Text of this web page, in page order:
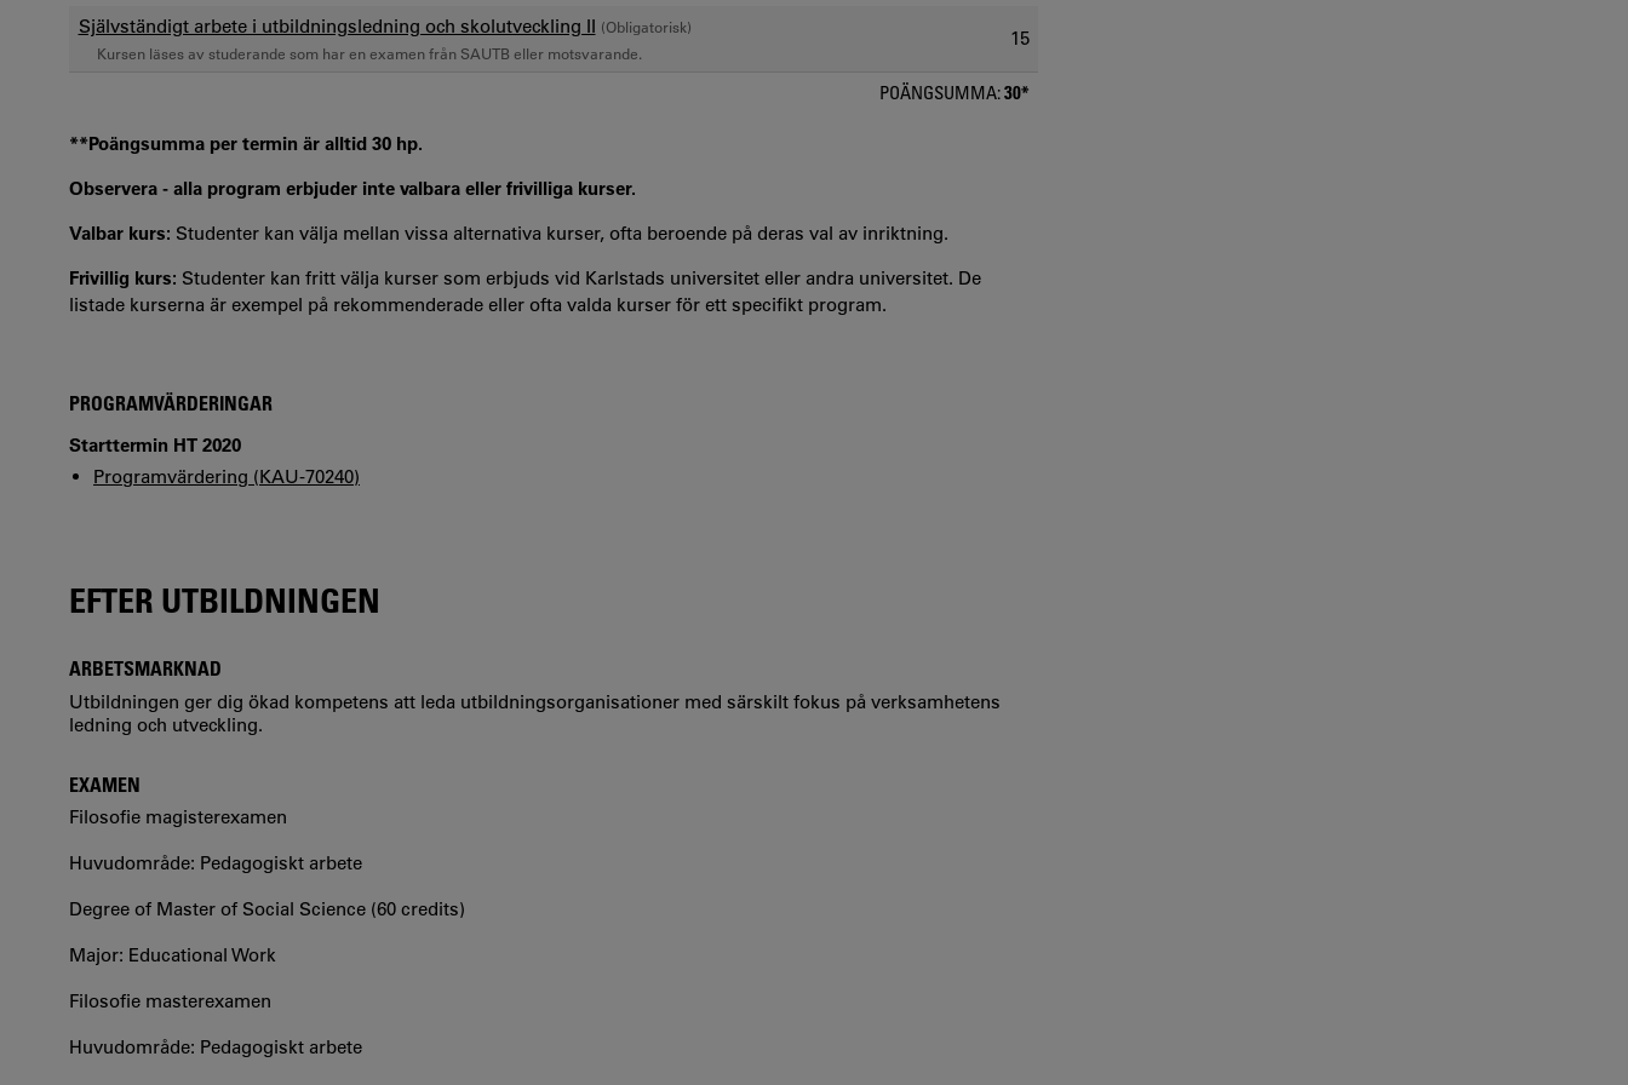
Självständigt arbete i utbildningsledning och skolutveckling II (Obligatorisk)
Kursen läses av studerande som har en examen från SAUTB eller motsvarande.
15
POÄNGSUMMA:30*
**Poängsumma per termin är alltid 30 hp.
Observera - alla program erbjuder inte valbara eller frivilliga kurser.
Valbar kurs: Studenter kan välja mellan vissa alternativa kurser, ofta beroende på deras val av inriktning.
Frivillig kurs: Studenter kan fritt välja kurser som erbjuds vid Karlstads universitet eller andra universitet. De
listade kurserna är exempel på rekommenderade eller ofta valda kurser för ett specifikt program.
PROGRAMVÄRDERINGAR
Starttermin HT 2020
Programvärdering (KAU-70240)
EFTER UTBILDNINGEN
ARBETSMARKNAD
Utbildningen ger dig ökad kompetens att leda utbildningsorganisationer med särskilt fokus på verksamhetens
ledning och utveckling.
EXAMEN
Filosofie magisterexamen
Huvudområde: Pedagogiskt arbete
Degree of Master of Social Science (60 credits)
Major: Educational Work
Filosofie masterexamen
Huvudområde: Pedagogiskt arbete